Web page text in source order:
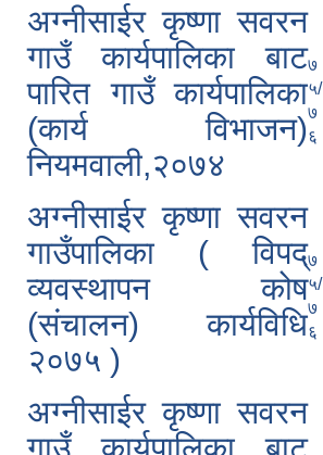
अग्नीसाईर कृष्णा सवरन
गाउँ कार्यपालिका बाट
पारित गाउँ कार्यपालिका
(कार्य विभाजन)
नियमवाली,२०७४
७
५/
७
६
अग्नीसाईर कृष्णा सवरन
गाउँपालिका ( विपद्
व्यवस्थापन कोष
(संचालन) कार्यविधि
२०७५ )
७
५/
७
६
अग्नीसाईर कृष्णा सवरन